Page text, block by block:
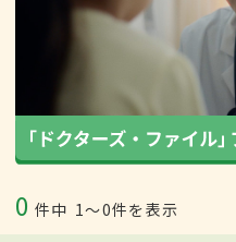
0 件中 1〜0件を表示